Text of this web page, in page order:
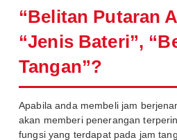
“Belitan Putaran
“Jenis Bateri”,
Tangan”?
Apabila anda membeli jam
akan memberi penerangan
fungsi yang terdapat pada jam